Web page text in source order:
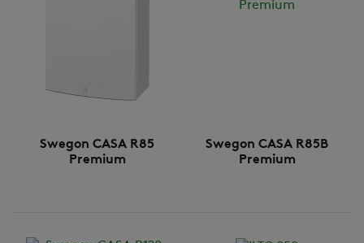
Swegon CASA R85
Premium
Swegon CASA R85B
Premium